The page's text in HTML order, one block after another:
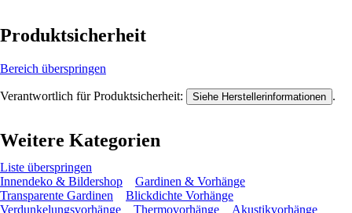
Produktsicherheit
Bereich überspringen
Verantwortlich für Produktsicherheit: Siehe Herstellerinformationen .
Weitere Kategorien
Liste überspringen
Innendeko & Bildershop
Gardinen & Vorhänge
Transparente Gardinen
Blickdichte Vorhänge
Verdunkelungsvorhänge
Thermovorhänge Akustikvorhänge